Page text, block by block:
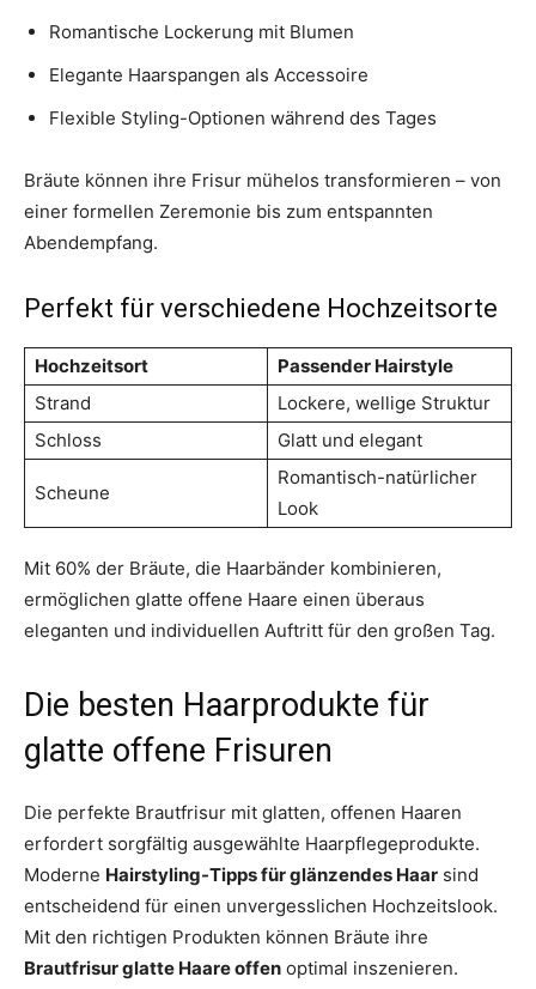
Romantische Lockerung mit Blumen
Elegante Haarspangen als Accessoire
Flexible Styling-Optionen während des Tages
Bräute können ihre Frisur mühelos transformieren – von
einer formellen Zeremonie bis zum entspannten
Abendempfang.
Perfekt für verschiedene Hochzeitsorte
Hochzeitsort
Passender Hairstyle
Strand
Lockere, wellige Struktur
Schloss
Glatt und elegant
Scheune
Romantisch-natürlicher
Look
Mit 60% der Bräute, die Haarbänder kombinieren,
ermöglichen glatte offene Haare einen überaus
eleganten und individuellen Auftritt für den großen Tag.
Die besten Haarprodukte für
glatte offene Frisuren
Die perfekte Brautfrisur mit glatten, offenen Haaren
erfordert sorgfältig ausgewählte Haarpflegeprodukte.
Moderne Hairstyling-Tipps für glänzendes Haar sind
entscheidend für einen unvergesslichen Hochzeitslook.
Mit den richtigen Produkten können Bräute ihre
Brautfrisur glatte Haare offen optimal inszenieren.